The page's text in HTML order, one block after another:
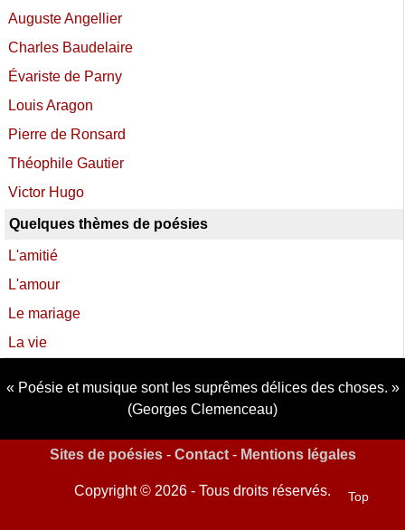
Auguste Angellier
Charles Baudelaire
Évariste de Parny
Louis Aragon
Pierre de Ronsard
Théophile Gautier
Victor Hugo
Quelques thèmes de poésies
L'amitié
L'amour
Le mariage
La vie
Poésie et musique sont les suprêmes délices des choses.
(Georges Clemenceau)
Sites de poésies- Contact- Mentions légales
Copyright © 2026 - Tous droits réservés. Top